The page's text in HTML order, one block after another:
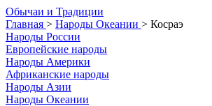
Обычаи и Традиции
Главная > Народы Океании > Косраэ
Народы России
Европейские народы
Народы Америки
Африканские народы
Народы Азии
Народы Океании